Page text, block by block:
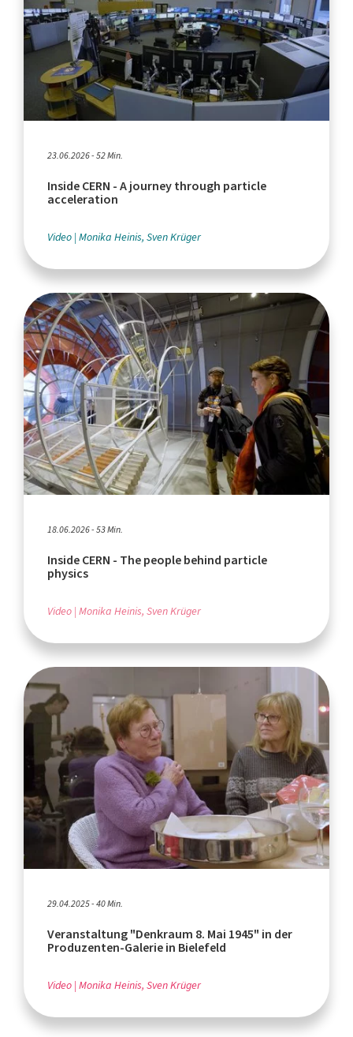
23.06.2026 - 52 Min.
Inside CERN - A journey through particle
acceleration
Video Monika Heinis, Sven Krüger
18.06.2026 - 53 Min.
Inside CERN - The people behind particle
physics
Video Monika Heinis, Sven Krüger
29.04.2025 - 40 Min.
Veranstaltung "Denkraum 8. Mai 1945" in der
Produzenten-Galerie in Bielefeld
Video Monika Heinis, Sven Krüger